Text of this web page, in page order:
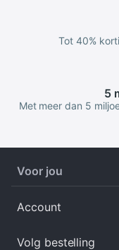
Tot 40%
5
Met meer dan 5
Voor jou
Account
Volg bestelling